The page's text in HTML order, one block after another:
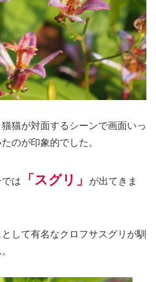
猫が対面するシーンで画面いっ
のが印象的でした。
は 「スグリ」
が出てきま
して有名なクロフサスグリが馴